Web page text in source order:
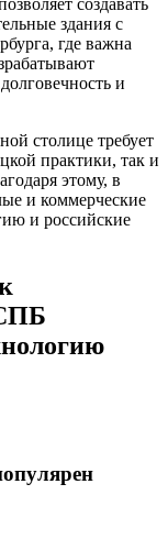
здания с
где важна
и
столице требует
практики, так и
этому, в
и коммерческие
и российские